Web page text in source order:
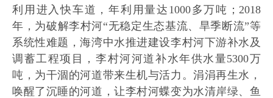
利用进入快车道，年利用量达1000多万吨；2018
年，为破解李村河“无稳定生态基流、旱季断流”等
系统性难题，海湾中水推进建设李村河下游补水及
调蓄工程项目，李村河河道补水年供水量5300万
吨，为干涸的河道带来生机与活力。涓涓再生水，
唤醒了沉睡的河道，让李村河蝶变为水清岸绿、鱼